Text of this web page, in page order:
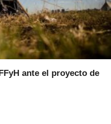
ante el proyecto de